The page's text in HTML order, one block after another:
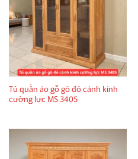
Tủ quần áo gỗ gõ đỏ cánh kính
cường lực MS 3405